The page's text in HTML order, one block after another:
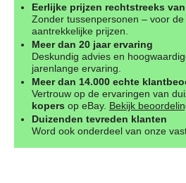
Eerlijke prijzen rechtstreeks
Zonder tussenpersonen – voor
aantrekkelijke prijzen.
Meer dan 20 jaar ervaring
Deskundig advies en
jarenlange ervaring.
Meer dan 14.000 echte
Vertrouw op de ervaringen van
kopers op eBay. Bekijk
Duizenden tevreden klanten
Word ook onderdeel van onze